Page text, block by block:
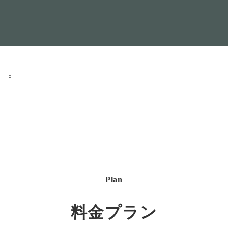
。
Plan
料金プラン